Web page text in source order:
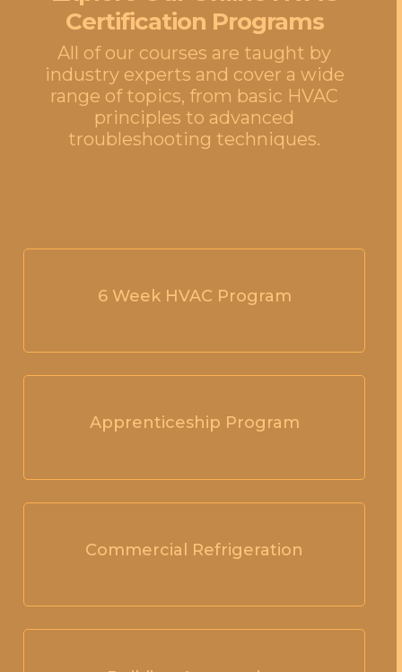
Certification Programs
All of our courses are taught by
industry experts and cover a wide
range of topics, from basic HVAC
principles to advanced
troubleshooting techniques.
6 Week HVAC Program
Apprenticeship Program
Commercial Refrigeration